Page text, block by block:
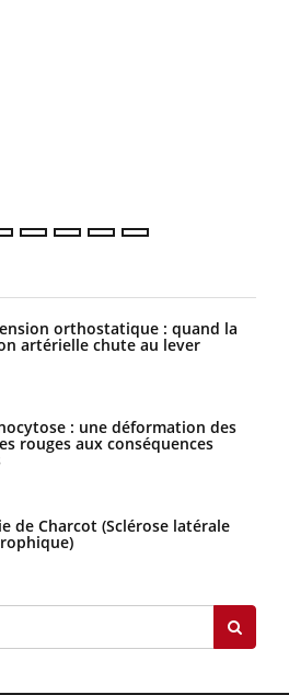
orthostatique : quand la
artérielle chute au lever
: une déformation des
rouges aux conséquences
de Charcot (Sclérose latérale